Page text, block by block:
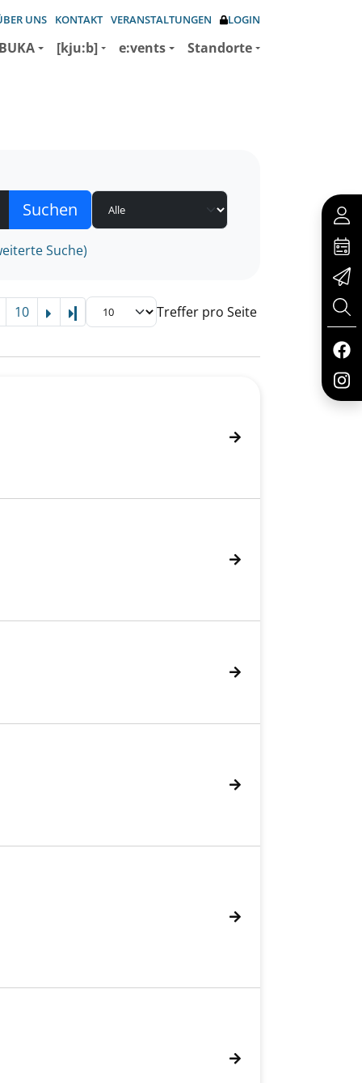
UNS KONTAKT VERANSTALTUNGEN LOGIN
[kju:b] e:vents Standorte
Suche)
10 Letzte Seite Treffer pro Seite